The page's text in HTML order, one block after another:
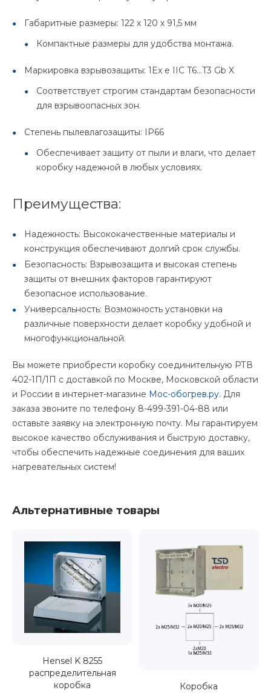
Габаритные размеры: 122 х 120 х 91,5 мм
Компактные размеры для удобства монтажа.
Маркировка взрывозащиты: 1Ex e IIC T6...T3 Gb X
Соответствует строгим стандартам безопасности
для взрывоопасных зон.
Степень пылевлагозащиты: IP66
Обеспечивает защиту от пыли и влаги, что делает
коробку надежной в любых условиях.
Преимущества:
Надежность: Высококачественные материалы и
конструкция обеспечивают долгий срок службы.
Безопасность: Взрывозащита и высокая степень
защиты от внешних факторов гарантируют
безопасное использование.
Универсальность: Возможность установки на
различные поверхности делает коробку удобной и
многофункциональной.
Вы можете приобрести коробку соединительную РТВ
402-1П/1П с доставкой по Москве, Московской области
и России в интернет-магазине Мос-обогрев.ру. Для
заказа звоните по телефону 8-499-391-04-88 или
оставьте заявку на электронную почту. Мы гарантируем
высокое качество обслуживания и быструю доставку,
чтобы обеспечить надежные соединения для ваших
нагревательных систем!
Альтернативные товары
Hensel K 8255
распределительная
коробка
Коробка